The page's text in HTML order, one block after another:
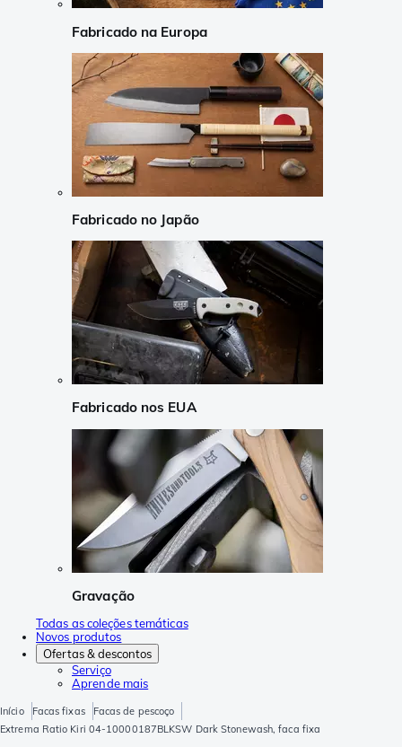
Fabricado na Europa
Fabricado no Japão
Fabricado nos EUA
Gravação
Todas as coleções temáticas
Novos produtos
Ofertas & descontos
Serviço
Aprende mais
Início Facas fixas
Facas de pescoço
Extrema Ratio Kiri 04-10000187BLKSW Dark Stonewash, faca fixa